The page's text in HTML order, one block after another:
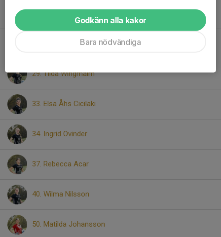
28. Hedvig Lindén
29. Tilda Wingmalm
33. Elsa Åhs Cicilaki
34. Ingrid Ovinder
37. Rebecca Acar
40. Wilma Nilsson
50. Matilda Johansson
Godkänn alla kakor
Bara nödvändiga